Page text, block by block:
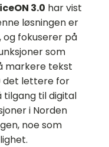
3.0 har vist
løsningen er
fokuserer på
som
markere tekst
det lettere for
tilgang til digital
i Norden
noe som